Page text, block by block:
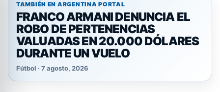
TAMBIÉN EN ARGENTINA PORTAL
FRANCO ARMANI DENUNCIA EL
ROBO DE PERTENENCIAS
VALUADAS EN 20.000 DÓLARES
DURANTE UN VUELO
Fútbol · 7 agosto, 2026